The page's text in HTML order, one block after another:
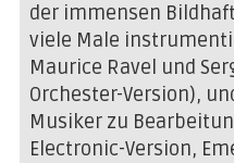
der immensen
viele Male
Maurice Ravel und
Orchester-Version),
Musiker zu
Electronic-Version,